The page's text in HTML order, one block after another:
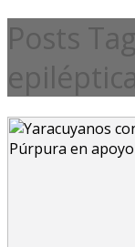
Posts